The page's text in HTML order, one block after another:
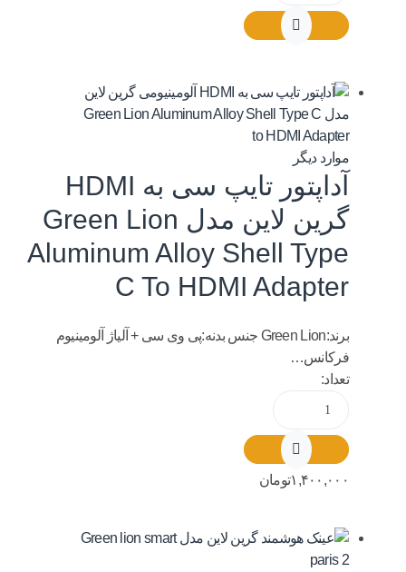
موارد دیگر
آداپتور تایپ سی به HDMI
گرین لاین مدل Green Lion
Aluminum Alloy Shell Type
C To HDMI Adapter
برند:Green Lion جنس بدنه:پی وی سی + آلیاژ آلومینیوم
فرکانس…
تعداد:
۱,۴۰۰,۰۰۰تومان